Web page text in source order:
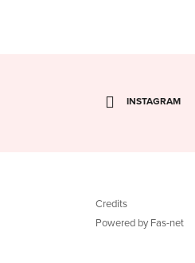
INSTAGRAM
Credits
Powered by Fas-net